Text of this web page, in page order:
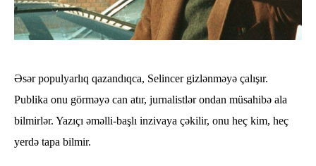
Əsər populyarlıq qazandıqca, Selincer gizlənməyə çalışır.
Publika onu görməyə can atır, jurnalistlər ondan müsahibə ala
bilmirlər. Yazıçı əməlli-başlı inzivaya çəkilir, onu heç kim, heç
yerdə tapa bilmir.